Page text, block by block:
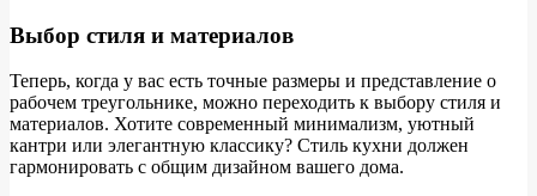
Выбор стиля и материалов
Теперь, когда у вас есть точные размеры и представление о
рабочем треугольнике, можно переходить к выбору стиля и
материалов. Хотите современный минимализм, уютный
кантри или элегантную классику? Стиль кухни должен
гармонировать с общим дизайном вашего дома.